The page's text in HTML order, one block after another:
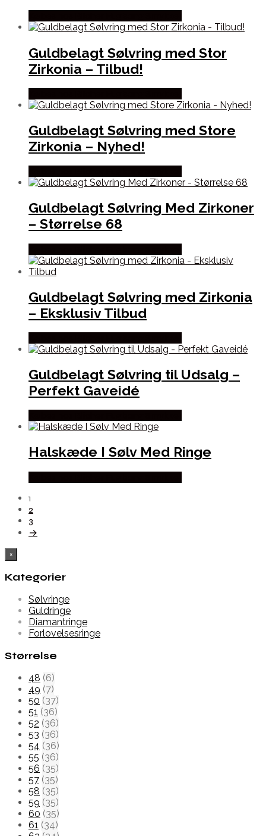
Guldbelagt Sølvring med Stor
Zirkonia – Tilbud!
Guldbelagt Sølvring med Store
Zirkonia – Nyhed!
Guldbelagt Sølvring Med Zirkoner
– Størrelse 68
Guldbelagt Sølvring med Zirkonia
– Eksklusiv Tilbud
Guldbelagt Sølvring til Udsalg –
Perfekt Gaveidé
Halskæde I Sølv Med Ringe
1
2
3
→
×
Kategorier
Sølvringe
Guldringe
Diamantringe
Forlovelsesringe
Størrelse
48 (6)
49 (7)
50 (37)
51 (36)
52 (36)
53 (36)
54 (36)
55 (36)
56 (35)
57 (35)
58 (35)
59 (35)
60 (35)
61 (34)